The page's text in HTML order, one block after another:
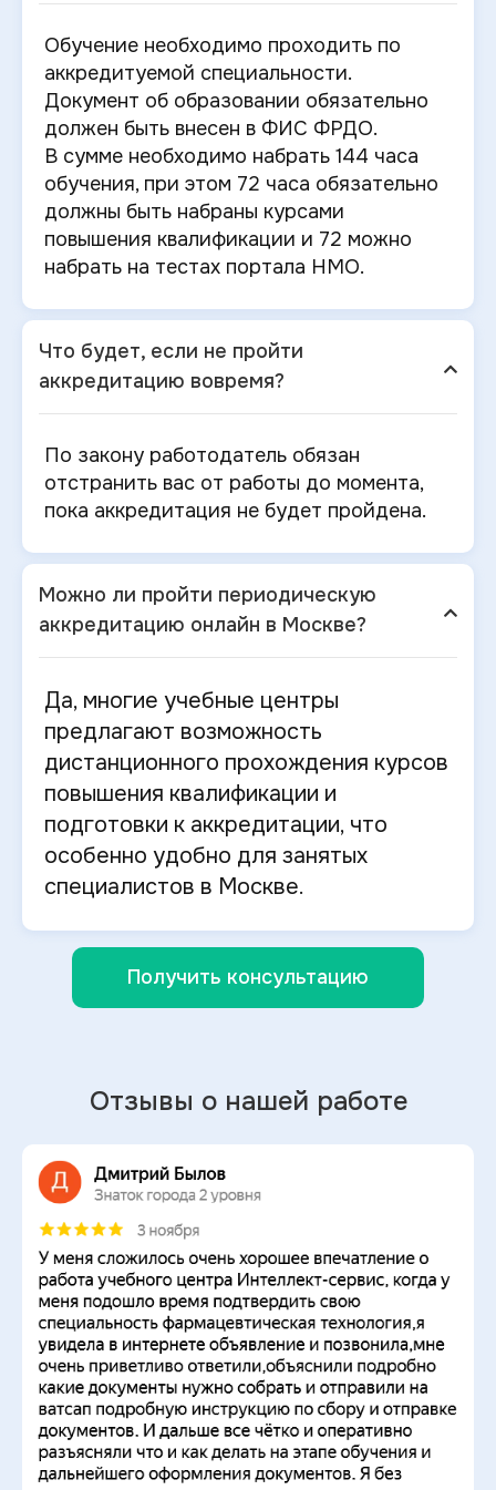
Обучение необходимо проходить по
аккредитуемой специальности.
Документ об образовании обязательно
должен быть внесен в ФИС ФРДО.
В сумме необходимо набрать 144 часа
обучения, при этом 72 часа обязательно
должны быть набраны курсами
повышения квалификации и 72 можно
набрать на тестах портала НМО.
Что будет, если не пройти
аккредитацию вовремя?
По закону работодатель обязан
отстранить вас от работы до момента,
пока аккредитация не будет пройдена.
Можно ли пройти периодическую
аккредитацию онлайн в Москве?
Да, многие учебные центры
предлагают возможность
дистанционного прохождения курсов
повышения квалификации и
подготовки к аккредитации, что
особенно удобно для занятых
специалистов в Москве.
Получить консультацию
Отзывы о нашей работе